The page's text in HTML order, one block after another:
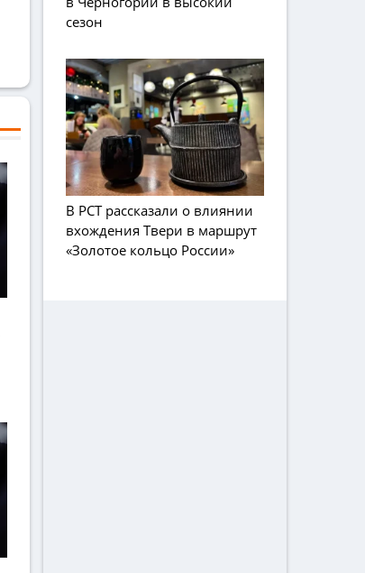
сезон
В РСТ рассказали о влиянии
вхождения Твери в маршрут
«Золотое кольцо России»